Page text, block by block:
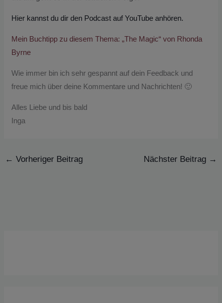
Hier kannst du dir den Podcast auf YouTube anhören.
Mein Buchtipp zu diesem Thema: „The Magic“ von Rhonda
Byrne
Wie immer bin ich sehr gespannt auf dein Feedback und
freue mich über deine Kommentare und Nachrichten! 🙂
Alles Liebe und bis bald
Inga
← Vorheriger Beitrag Nächster Beitrag →